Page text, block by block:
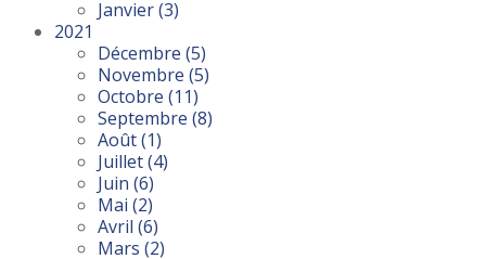
Janvier(3)
2021
Décembre (5)
Novembre (5)
Octobre (11)
Septembre (8)
Août(1)
Juillet(4)
Juin (6)
Mai (2)
Avril (6)
Mars (2)